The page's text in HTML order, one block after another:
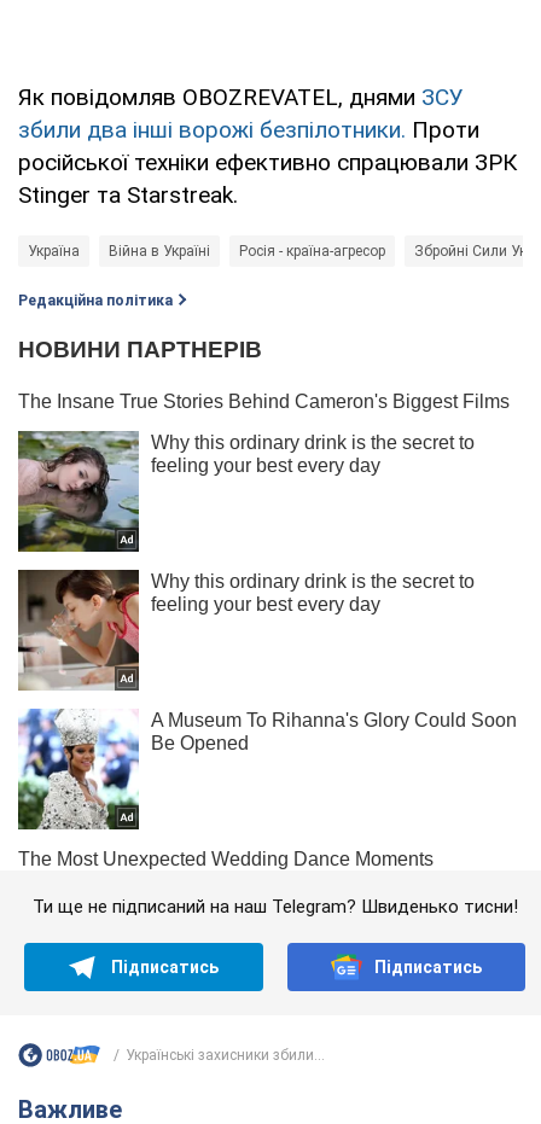
Як повідомляв OBOZREVATEL, днями ЗСУ
збили два інші ворожі безпілотники. Проти
російської техніки ефективно спрацювали ЗРК
Stinger та Starstreak.
Україна Війна в Україні Росія - країна-агресор Збройні Сили
Редакційна політика
Ти ще не підписаний на наш Telegram? Швиденько тисни!
Підписатись Підписатись
Українські захисники збили...
Важливе